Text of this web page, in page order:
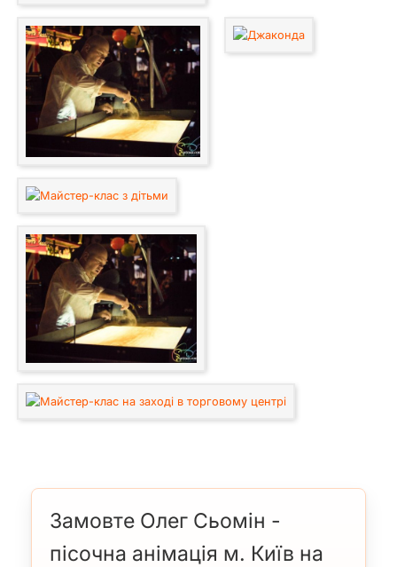
Замовте Олег Сьомін -
пісочна анімація м. Київ на